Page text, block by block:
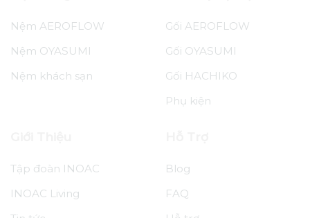
Nệm AEROFLOW
Nệm OYASUMI
Nệm khách sạn
Gối AEROFLOW
Gối OYASUMI
Gối HACHIKO
Phụ kiện
Tập đoàn INOAC
INOAC Living
Blog
FAQ